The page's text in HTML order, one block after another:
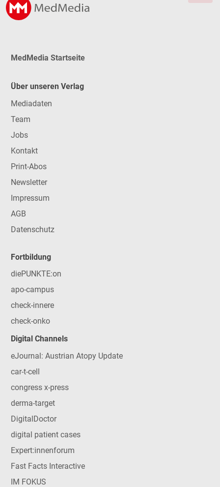
MedMedia Startseite
Über unseren Verlag
Mediadaten
Team
Jobs
Kontakt
Print-Abos
Newsletter
Impressum
AGB
Datenschutz
Fortbildung
diePUNKTE:on
apo-campus
check-innere
check-onko
Digital Channels
eJournal: Austrian Atopy Update
car-t-cell
congress x-press
derma-target
DigitalDoctor
digital patient cases
Expert:innenforum
Fast Facts Interactive
IM FOKUS